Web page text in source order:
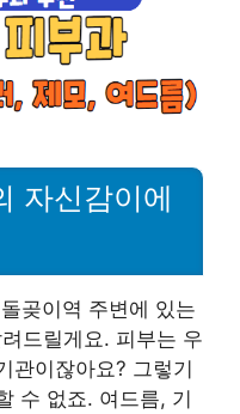
자신감이에
곶이역 주변에 있는
드릴게요. 피부는 우
관이잖아요? 그렇기
수 없죠. 여드름, 기